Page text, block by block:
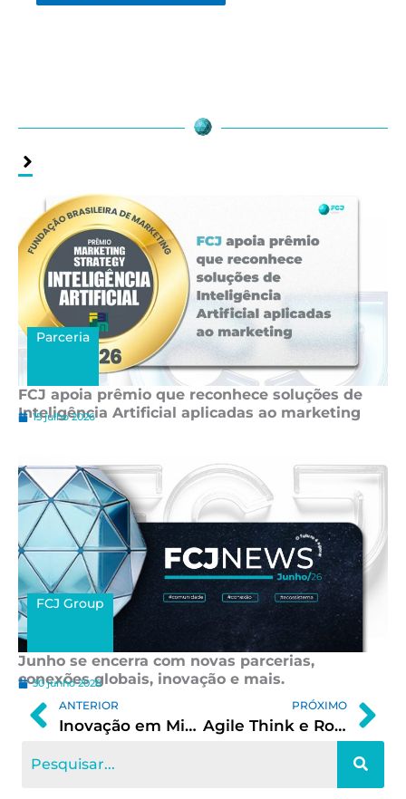
Parceria
FCJ apoia prêmio que reconhece soluções de
Inteligência Artificial aplicadas ao marketing
15 julho 2026
FCJ Group
Junho se encerra com novas parcerias,
conexões globais, inovação e mais.
30 junho 2026
Prev
ANTERIOR
Inovação em Minas Gerais: onde estão as oportunidades?
PRÓXIMO
Agile Think e Rota da Inovação lançam corporate venture builder de governança, inovação, educação e IA em parceria com a FCJ